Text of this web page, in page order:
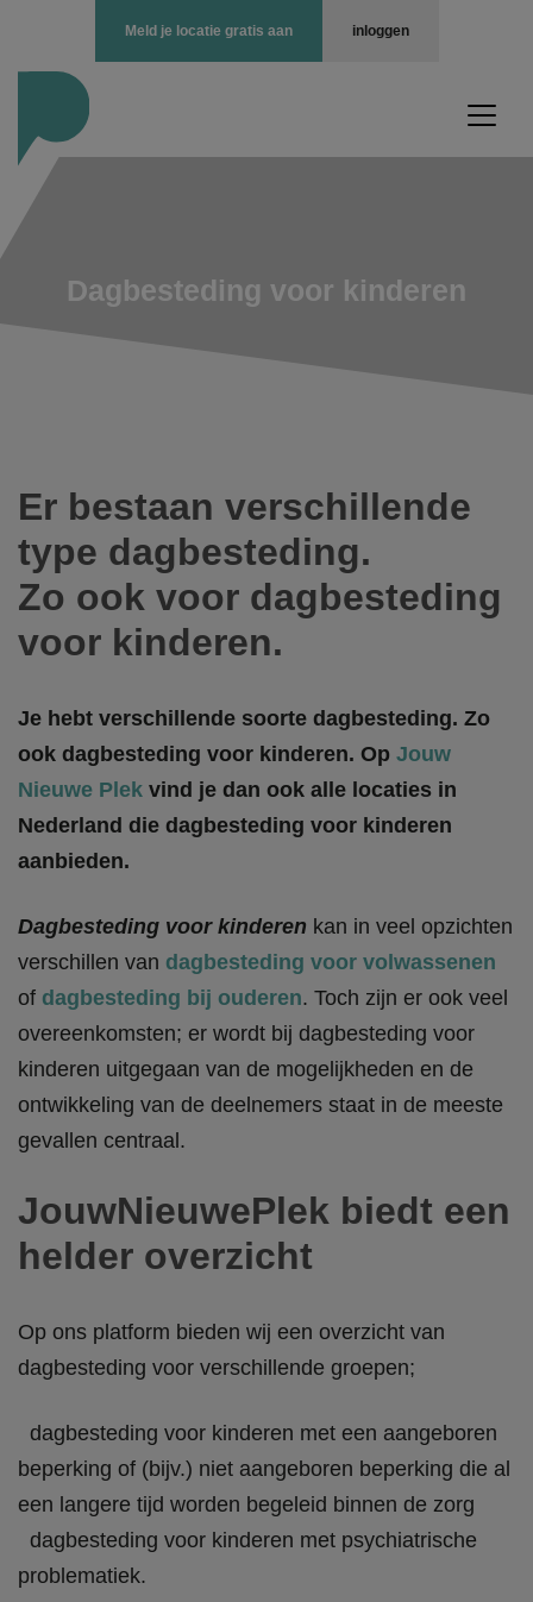
inloggen
Meld je locatie gratis aan
Dagbesteding voor kinderen
Er bestaan verschillende
type dagbesteding.
Zo ook voor dagbesteding
voor kinderen.
Je hebt verschillende soorte dagbesteding. Zo
ook dagbesteding voor kinderen. Op Jouw
Nieuwe Plek vind je dan ook alle locaties in
Nederland die dagbesteding voor kinderen
aanbieden.
Dagbesteding voor kinderen kan in veel opzichten
verschillen van dagbesteding voor volwassenen
of dagbesteding bij ouderen. Toch zijn er ook veel
overeenkomsten; er wordt bij dagbesteding voor
kinderen uitgegaan van de mogelijkheden en de
ontwikkeling van de deelnemers staat in de meeste
gevallen centraal.
JouwNieuwePlek biedt een
helder overzicht
Op ons platform bieden wij een overzicht van
dagbesteding voor verschillende groepen;
dagbesteding voor kinderen met een aangeboren
beperking of (bijv.) niet aangeboren beperking die al
een langere tijd worden begeleid binnen de zorg
dagbesteding voor kinderen met psychiatrische
problematiek.